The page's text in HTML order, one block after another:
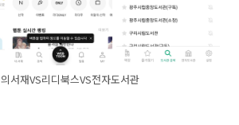
서재VS리디북스VS전자도서관